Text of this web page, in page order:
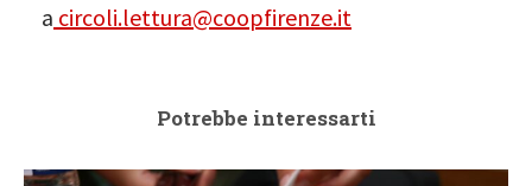
a circoli.lettura@coopfirenze.it
Potrebbe interessarti